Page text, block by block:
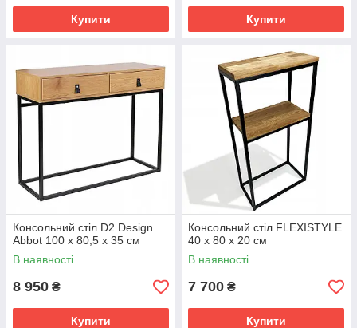
Купити Купити
Консольний стіл D2.Design
Abbot 100 х 80,5 х 35 см
В наявності
8 950 ₴
Купити
Консольний стіл FLEXISTYLE
40 x 80 x 20 см
В наявності
7 700 ₴
Купити